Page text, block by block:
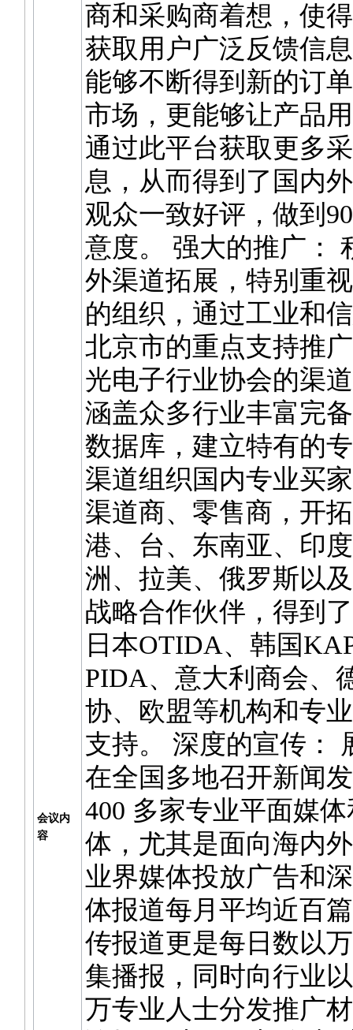
会议内
容
商和采购商着想，使
获取用户广泛反馈信
能够不断得到新的订
市场，更能够让产品
通过此平台获取更多
息，从而得到了国内
观众一致好评，做到
意度。 强大的推广：
外渠道拓展，特别重
的组织，通过工业和
北京市的重点支持推
光电子行业协会的渠
涵盖众多行业丰富完
数据库，建立特有的
渠道组织国内专业买
渠道商、零售商，开
港、台、东南亚、印
洲、拉美、俄罗斯以
战略合作伙伴，得到
日本OTIDA、韩国
PIDA、意大利商会、
协、欧盟等机构和专
支持。 深度的宣传：
在全国多地召开新闻
400 多家专业平面媒
体，尤其是面向海内
业界媒体投放广告和
体报道每月平均近百
传报道更是每日数以
集播报，同时向行业
万专业人士分发推广